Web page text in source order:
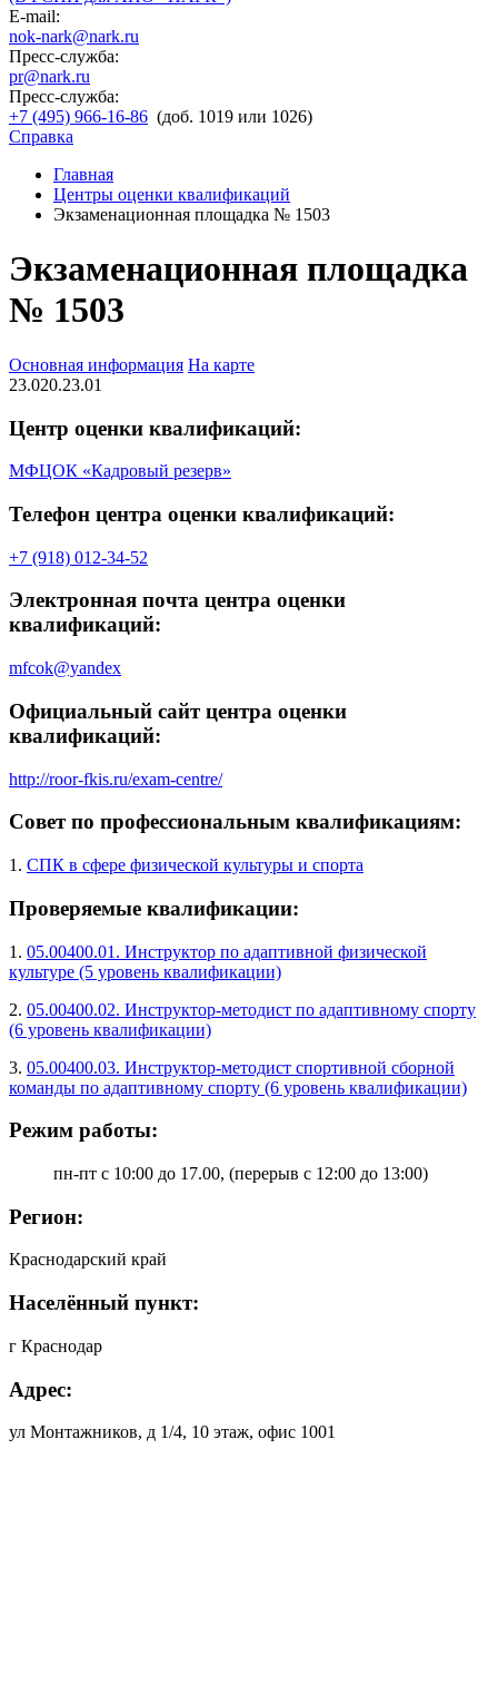
E-mail:
nok-nark@nark.ru
Пресс-служба:
pr@nark.ru
Пресс-служба:
+7 (495) 966-16-86 (доб. 1019 или 1026)
Справка
Главная
Центры оценки квалификаций
Экзаменационная площадка № 1503
Экзаменационная площадка
№ 1503
Основная информация На карте
23.020.23.01
Центр оценки квалификаций:
МФЦОК «Кадровый резерв»
Телефон центра оценки квалификаций:
+7 (918) 012-34-52
Электронная почта центра оценки
квалификаций:
mfcok@yandex
Официальный сайт центра оценки
квалификаций:
http://roor-fkis.ru/exam-centre/
Совет по профессиональным квалификациям:
1. СПК в сфере физической культуры и спорта
Проверяемые квалификации:
1. 05.00400.01. Инструктор по адаптивной физической
культуре (5 уровень квалификации)
2. 05.00400.02. Инструктор-методист по адаптивному спорту
(6 уровень квалификации)
3. 05.00400.03. Инструктор-методист спортивной сборной
команды по адаптивному спорту (6 уровень квалификации)
Режим работы:
пн-пт с 10:00 до 17.00, (перерыв с 12:00 до 13:00)
Регион:
Краснодарский край
Населённый пункт:
г Краснодар
Адрес:
ул Монтажников, д 1/4, 10 этаж, офис 1001